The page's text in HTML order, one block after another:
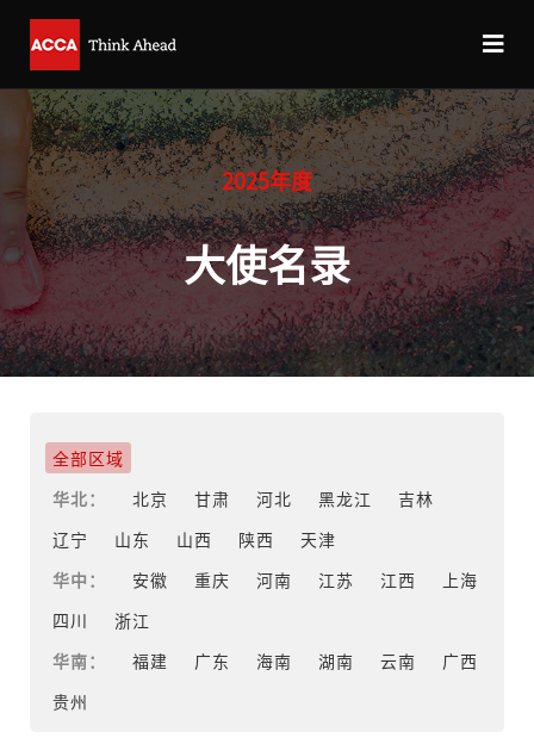
2025年度
大使名录
全部区域
华北：
北京 甘肃 河北 黑龙江
吉林
辽宁
山东 山西 陕西
天津
华中：
安徽 重庆 河南 江苏 江西
上海
四川
浙江
华南：
福建 广东 海南 湖南 云南
广西
贵州